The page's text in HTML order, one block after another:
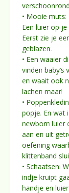
• Mooie muts:
Een luier op
Eerst zie je
geblazen.
• Een waaier
vinden baby’s
en waait ook
lachen maar!
•
popje. En wat
newborn luier
aan en uit
oefening
klittenband
• Schaatsen:
indje kruipt
handje en